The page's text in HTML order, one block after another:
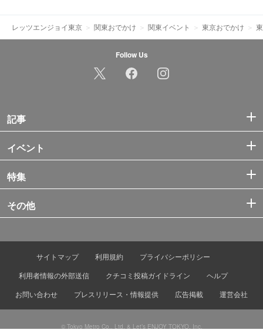
レッツエンジョイ東京 関東おでかけ 関東イベント 東京おでかけ
Follow Us
記事
イベント
特集
その他
サイトマップ 利用規約
プライバシーポリシー
利用者情報の外部送信
クチコミ投稿ガイドライン
ヘルプ
お問い合わせ
プレスリリース・情報提供 広告掲載 運営会社
© Tokyo Metro Co., Ltd. & Let’s ENJOY TOKYO, Inc.